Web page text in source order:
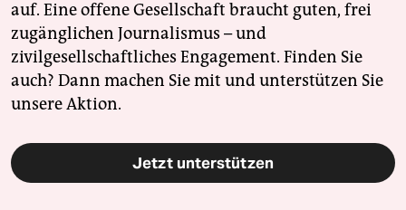
auf. Eine offene Gesellschaft braucht guten, frei
zugänglichen Journalismus – und
zivilgesellschaftliches Engagement. Finden Sie
auch? Dann machen Sie mit und unterstützen Sie
unsere Aktion.
Jetzt unterstützen